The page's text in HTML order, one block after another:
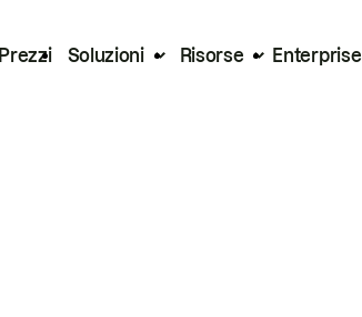
Prezzi Soluzioni Risorse Enterprise